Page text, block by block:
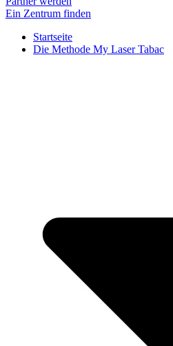
Ein Zentrum finden
Startseite
Die Methode My Laser Tabac